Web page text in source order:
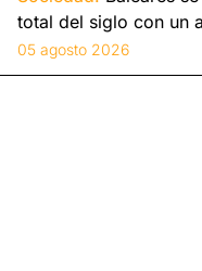
total del siglo con un
05 agosto 2026